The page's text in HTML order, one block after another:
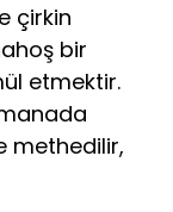
çirkin
bir
etmektir.
methedilir,